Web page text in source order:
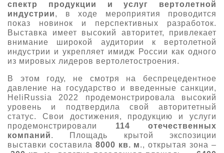
спектр продукции и услуг вертолетной
индустрии, в ходе мероприятия проводится
показ новинок и перспективных разработок.
Выставка имеет высокий авторитет, привлекает
внимание широкой аудитории к вертолетной
индустрии и укрепляет имидж России как одного
из мировых лидеров вертолетостроения.
В этом году, не смотря на беспрецедентное
давление на государство и введенные санкции,
HeliRussia 2022 продемонстрировала высокий
уровень и подтвердила свой авторитетный
статус. Свои достижения, продукцию и услуги
продемонстрировали 114 отечественных
компаний. Площадь крытой экспозиции
выставки составила 8000 кв. м., открытая зона –